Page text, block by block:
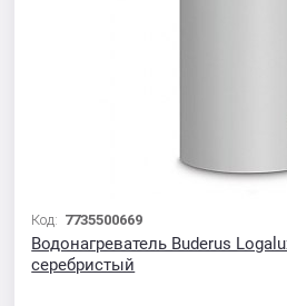
Код: 7735500669
Водонагреватель Buderus
серебристый